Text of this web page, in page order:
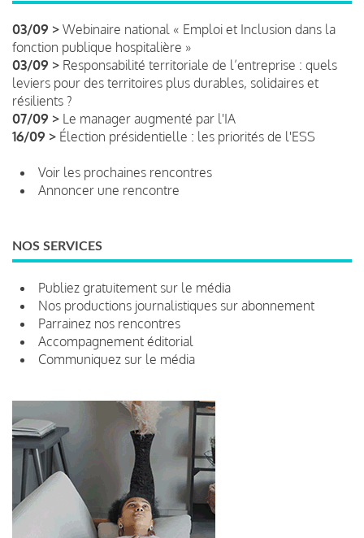
03/09 > Webinaire national « Emploi et Inclusion dans la
fonction publique hospitalière »
03/09 > Responsabilité territoriale de l’entreprise : quels
leviers pour des territoires plus durables, solidaires et
résilients ?
07/09 > Le manager augmenté par l'IA
16/09 > Élection présidentielle : les priorités de l'ESS
Voir les prochaines rencontres
Annoncer une rencontre
NOS SERVICES
Publiez gratuitement sur le média
Nos productions journalistiques sur abonnement
Parrainez nos rencontres
Accompagnement éditorial
Communiquez sur le média